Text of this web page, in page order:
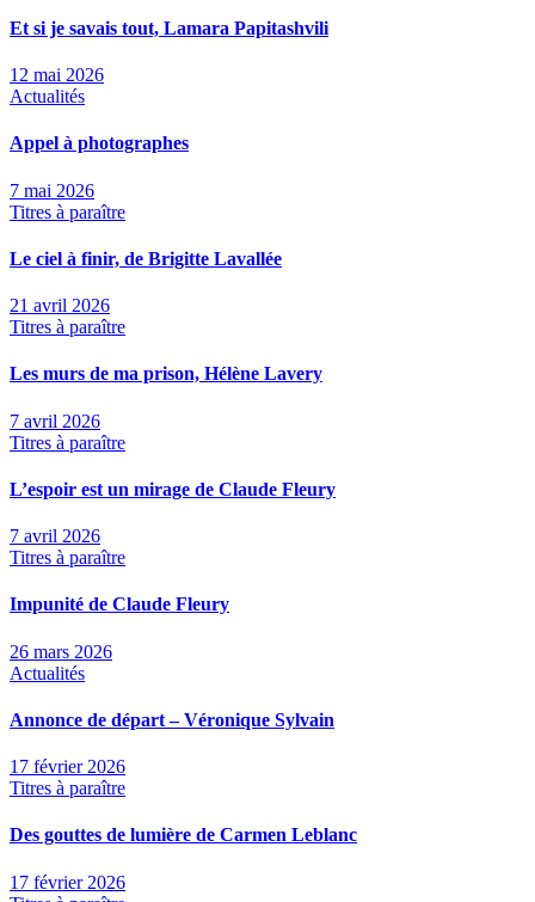
Et si je savais tout, Lamara Papitashvili
12 mai 2026
Actualités
Appel à photographes
7 mai 2026
Titres à paraître
Le ciel à finir, de Brigitte Lavallée
21 avril 2026
Titres à paraître
Les murs de ma prison, Hélène Lavery
7 avril 2026
Titres à paraître
L’espoir est un mirage de Claude Fleury
7 avril 2026
Titres à paraître
Impunité de Claude Fleury
26 mars 2026
Actualités
Annonce de départ – Véronique Sylvain
17 février 2026
Titres à paraître
Des gouttes de lumière de Carmen Leblanc
17 février 2026